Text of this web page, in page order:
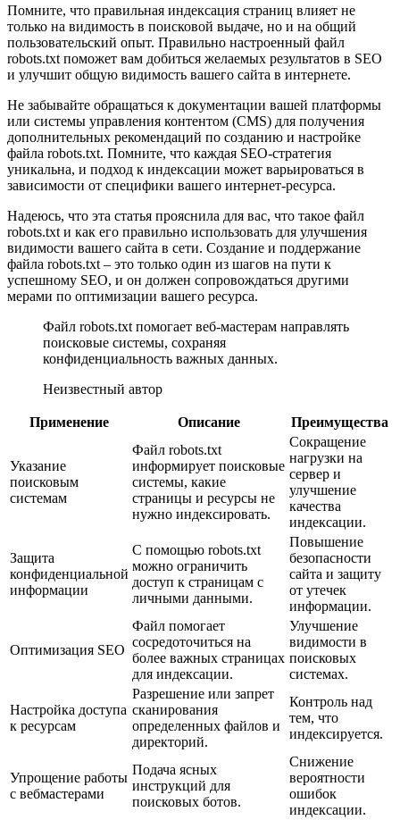
Помните, что правильная индексация страниц влияет не
только на видимость в поисковой выдаче, но и на общий
пользовательский опыт. Правильно настроенный файл
robots.txt поможет вам добиться желаемых результатов в SEO
и улучшит общую видимость вашего сайта в интернете.
Не забывайте обращаться к документации вашей платформы
или системы управления контентом (CMS) для получения
дополнительных рекомендаций по созданию и настройке
файла robots.txt. Помните, что каждая SEO-стратегия
уникальна, и подход к индексации может варьироваться в
зависимости от специфики вашего интернет-ресурса.
Надеюсь, что эта статья прояснила для вас, что такое файл
robots.txt и как его правильно использовать для улучшения
видимости вашего сайта в сети. Создание и поддержание
файла robots.txt – это только один из шагов на пути к
успешному SEO, и он должен сопровождаться другими
мерами по оптимизации вашего ресурса.
Файл robots.txt помогает веб-мастерам направлять
поисковые системы, сохраняя
конфиденциальность важных данных.
Неизвестный автор
Применение Описание Преимущества
Указание
поисковым
системам
Файл robots.txt
информирует поисковые
системы, какие
страницы и ресурсы не
нужно индексировать.
Сокращение
нагрузки на
сервер и
улучшение
качества
индексации.
Защита
конфиденциальной
информации
С помощью robots.txt
можно ограничить
доступ к страницам с
личными данными.
Повышение
безопасности
сайта и защиту
от утечек
информации.
Оптимизация SEO
Файл помогает
сосредоточиться на
более важных страницах
для индексации.
Улучшение
видимости в
поисковых
системах.
Настройка доступа
к ресурсам
Разрешение или запрет
сканирования
определенных файлов и
директорий.
Контроль над
тем, что
индексируется.
Упрощение работы
с вебмастерами
Подача ясных
инструкций для
поисковых ботов.
Снижение
вероятности
ошибок
индексации.